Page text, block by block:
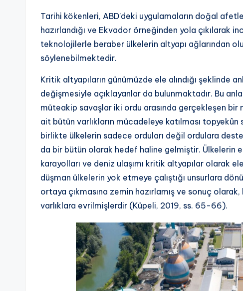
Tarihi kökenleri, ABD’deki uygulamaların doğal
hazırlandığı ve Ekvador örneğinden yola çıkılarak
teknolojilerle beraber ülkelerin altyapı ağlarından
söylenebilmektedir.
Kritik altyapıların günümüzde ele alındığı şeklinde
değişmesiyle açıklayanlar da bulunmaktadır. Bu
müteakip savaşlar iki ordu arasında gerçekleşen
ait bütün varlıkların mücadeleye katılması
birlikte ülkelerin sadece orduları değil ordulara
da bir bütün olarak hedef haline gelmiştir. Ülkelerin
karayolları ve deniz ulaşımı kritik altyapılar olarak
düşman ülkelerin yok etmeye çalıştığı unsurlara
ortaya çıkmasına zemin hazırlamış ve sonuç
varlıklara evrilmişlerdir (Küpeli, 2019, ss. 65-66).